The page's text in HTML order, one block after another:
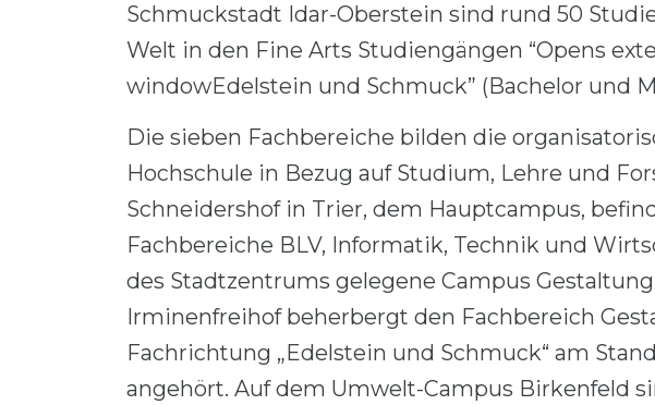
Schmuckstadt Idar-Oberstein sind rund 50
Welt in den Fine Arts Studiengängen “Opens
windowEdelstein und Schmuck” (Bachelor und
Die sieben Fachbereiche bilden die
Hochschule in Bezug auf Studium, Lehre und
Schneidershof in Trier, dem Hauptcampus,
Fachbereiche BLV, Informatik, Technik und
des Stadtzentrums gelegene Campus
Irminenfreihof beherbergt den Fachbereich
Fachrichtung „Edelstein und Schmuck“ am
angehört. Auf dem Umwelt-Campus Birkenfeld